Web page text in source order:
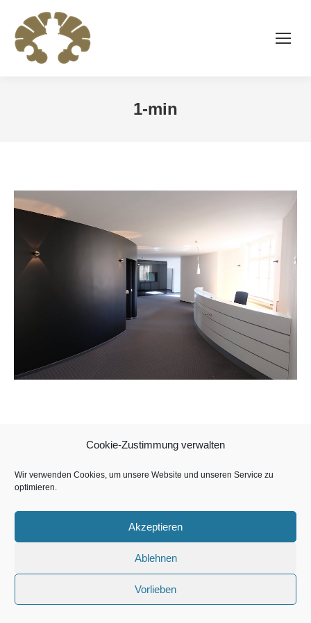
Cookie-Zustimmung verwalten
Wir verwenden Cookies, um unsere Website und unseren Service zu
optimieren.
Akzeptieren
Ablehnen
Vorlieben
1-min
Copyright MoM Mall of Munich Beteiligungs GmbH & Co. Objekt